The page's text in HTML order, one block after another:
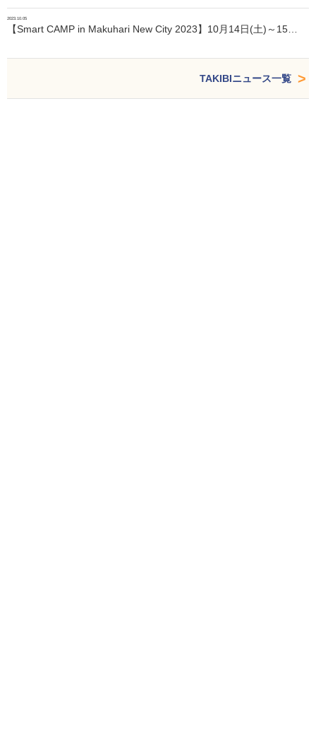
2023.10.05
【Smart CAMP in Makuhari New City 2023】10月14日(土)～15…
TAKIBIニュース一覧